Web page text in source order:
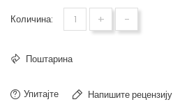
Количина: + -
Поштарина
Упитајте Напишите рецензију